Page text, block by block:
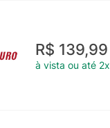
R$ 139,99
à vista ou até 2x